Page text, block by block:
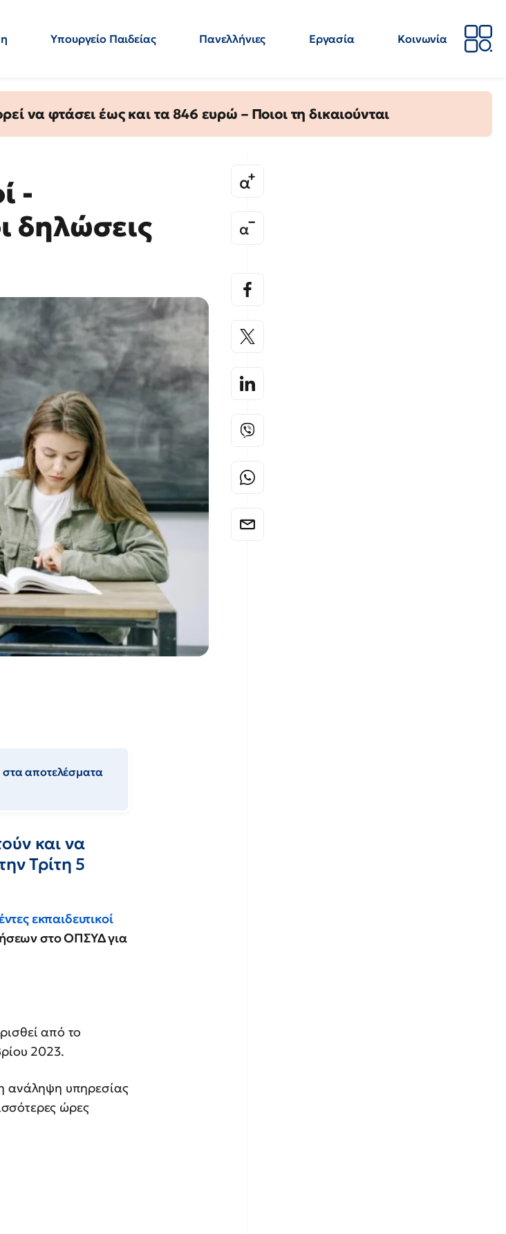
Υπουργείο Παιδείας Πανελλήνιες Εργασία
Κοινωνία
να φτάσει έως και τα 846 ευρώ – Ποιοι τη δικαιούνται
-
δηλώσεις
στα αποτελέσματα
και να
Τρίτη 5
εκπαιδευτικοί
στο ΟΠΣΥΔ για
από το
2023.
ανάληψη υπηρεσίας
ώρες